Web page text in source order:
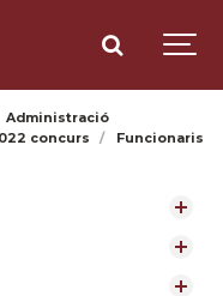
Administració
concurs
Funcionaris